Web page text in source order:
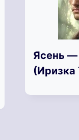
Ясень —
(Иризка